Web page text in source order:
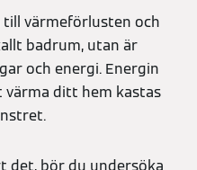
värmeförlusten och
badrum, utan är
och energi. Energin
ditt hem kastas
det, bör du undersöka